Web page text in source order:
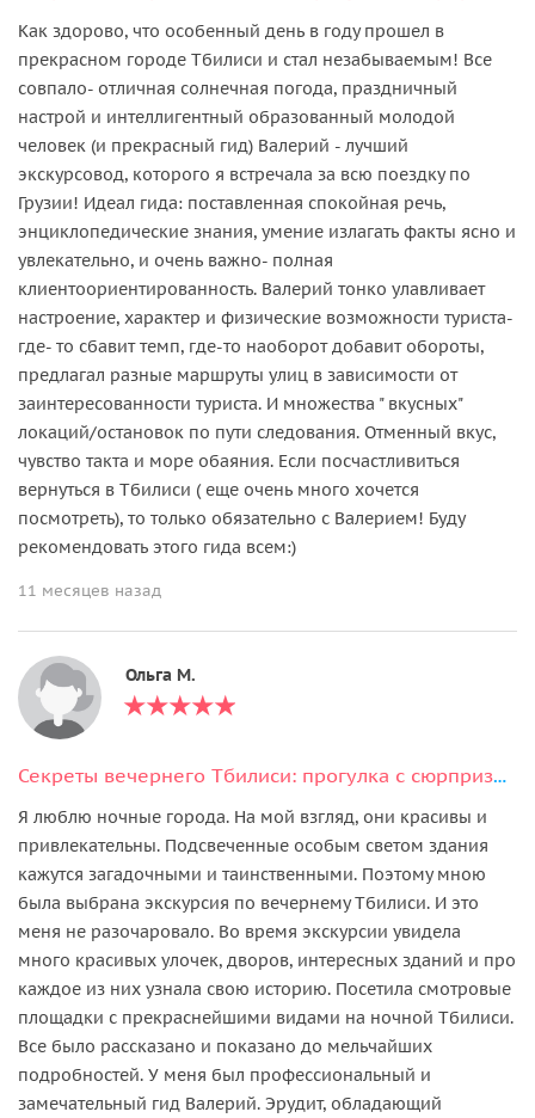
Как здорово, что особенный день в году прошел в
прекрасном городе Тбилиси и стал незабываемым! Все
совпало- отличная солнечная погода, праздничный
настрой и интеллигентный образованный молодой
человек (и прекрасный гид) Валерий - лучший
экскурсовод, которого я встречала за всю поездку по
Грузии! Идеал гида: поставленная спокойная речь,
энциклопедические знания, умение излагать факты ясно и
увлекательно, и очень важно- полная
клиентоориентированность. Валерий тонко улавливает
настроение, характер и физические возможности туриста-
где- то сбавит темп, где-то наоборот добавит обороты,
предлагал разные маршруты улиц в зависимости от
заинтересованности туриста. И множества " вкусных"
локаций/остановок по пути следования. Отменный вкус,
чувство такта и море обаяния. Если посчастливиться
вернуться в Тбилиси ( еще очень много хочется
посмотреть), то только обязательно с Валерием! Буду
рекомендовать этого гида всем:)
11 месяцев назад
Ольга М.
Секреты вечернего Тбилиси: прогулка с сюрпризом и консьерж-сервис
Я люблю ночные города. На мой взгляд, они красивы и
привлекательны. Подсвеченные особым светом здания
кажутся загадочными и таинственными. Поэтому мною
была выбрана экскурсия по вечернему Тбилиси. И это
меня не разочаровало. Во время экскурсии увидела
много красивых улочек, дворов, интересных зданий и про
каждое из них узнала свою историю. Посетила смотровые
площадки с прекраснейшими видами на ночной Тбилиси.
Все было рассказано и показано до мельчайших
подробностей. У меня был профессиональный и
замечательный гид Валерий. Эрудит, обладающий